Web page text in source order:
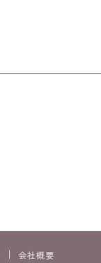
会社概要